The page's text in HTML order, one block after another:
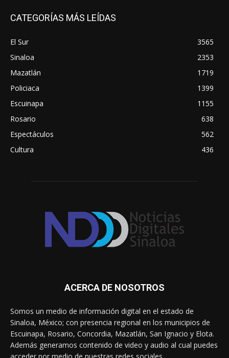
CATEGORÍAS MÁS LEÍDAS
El Sur
3565
Sinaloa
2353
Mazatlán
1719
Policiaca
1399
Escuinapa
1155
Rosario
638
Espectáculos
562
Cultura
436
ACERCA DE NOSOTROS
Somos un medio de información digital en el estado de
Sinaloa, México; con presencia regional en los municipios de
Escuinapa, Rosario, Concordia, Mazatlán, San Ignacio y Elota.
Además generamos contenido de video y audio al cual puedes